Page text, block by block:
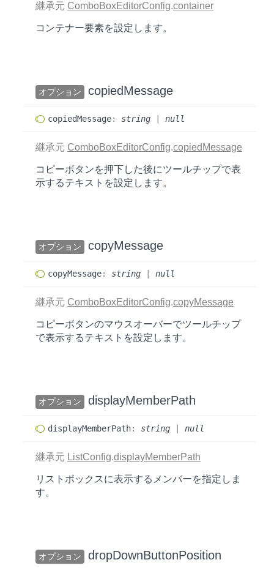
継承元 ComboBoxEditorConfig.container
コンテナー要素を設定します。
オプション copiedMessage
copiedMessage: string null
継承元 ComboBoxEditorConfig.copiedMessage
コピーボタンを押下した後にツールチップで表
示するテキストを設定します。
オプション copyMessage
copyMessage: string null
継承元 ComboBoxEditorConfig.copyMessage
コピーボタンのマウスオーバーでツールチップ
で表示するテキストを設定します。
オプション displayMemberPath
displayMemberPath: string null
継承元 ListConfig.displayMemberPath
リストボックスに表示するメンバーを指定しま
す。
オプション dropDownButtonPosition